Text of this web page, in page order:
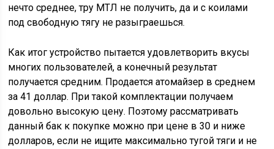
нечто среднее, тру МТЛ не получить, да и с коилами
под свободную тягу не разыграешься.
Как итог устройство пытается удовлетворить вкусы
многих пользователей, а конечный результат
получается средним. Продается атомайзер в среднем
за 41 доллар. При такой комплектации получаем
довольно высокую цену. Поэтому рассматривать
данный бак к покупке можно при цене в 30 и ниже
долларов, если не ищите максимально тугой тяги и не